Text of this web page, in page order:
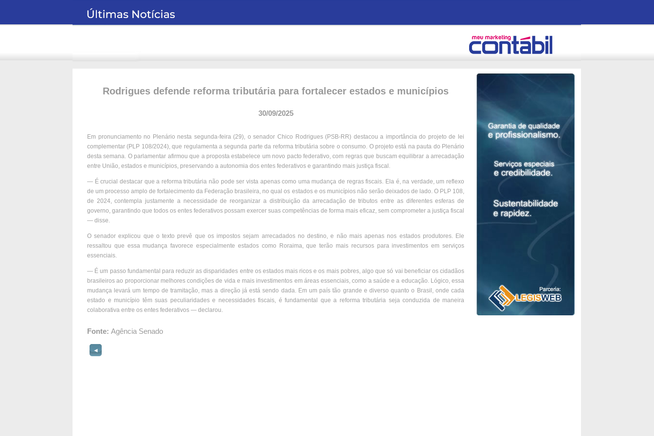
Rodrigues defende reforma tributária para fortalecer estados e municípios
30/09/2025
Em pronunciamento no Plenário nesta segunda-feira (29), o senador Chico Rodrigues (PSB-RR) destacou a importância do projeto de lei
complementar (PLP 108/2024), que regulamenta a segunda parte da reforma tributária sobre o consumo. O projeto está na pauta do Plenário
desta semana. O parlamentar afirmou que a proposta estabelece um novo pacto federativo, com regras que buscam equilibrar a arrecadação
entre União, estados e municípios, preservando a autonomia dos entes federativos e garantindo mais justiça fiscal.
— É crucial destacar que a reforma tributária não pode ser vista apenas como uma mudança de regras fiscais. Ela é, na verdade, um reflexo
de um processo amplo de fortalecimento da Federação brasileira, no qual os estados e os municípios não serão deixados de lado. O PLP 108,
de 2024, contempla justamente a necessidade de reorganizar a distribuição da arrecadação de tributos entre as diferentes esferas de
governo, garantindo que todos os entes federativos possam exercer suas competências de forma mais eficaz, sem comprometer a justiça fiscal
— disse.
O senador explicou que o texto prevê que os impostos sejam arrecadados no destino, e não mais apenas nos estados produtores. Ele
ressaltou que essa mudança favorece especialmente estados como Roraima, que terão mais recursos para investimentos em serviços
essenciais.
— É um passo fundamental para reduzir as disparidades entre os estados mais ricos e os mais pobres, algo que só vai beneficiar os cidadãos
brasileiros ao proporcionar melhores condições de vida e mais investimentos em áreas essenciais, como a saúde e a educação. Lógico, essa
mudança levará um tempo de tramitação, mas a direção já está sendo dada. Em um país tão grande e diverso quanto o Brasil, onde cada
estado e município têm suas peculiaridades e necessidades fiscais, é fundamental que a reforma tributária seja conduzida de maneira
colaborativa entre os entes federativos — declarou.
Fonte: Agência Senado
◄